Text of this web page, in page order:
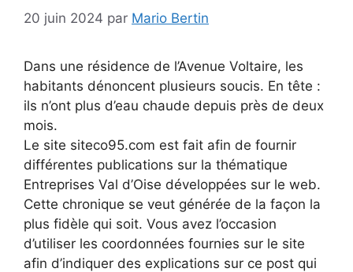
20 juin 2024 par Mario Bertin
Dans une résidence de l’Avenue Voltaire, les
habitants dénoncent plusieurs soucis. En tête :
ils n’ont plus d’eau chaude depuis près de deux
mois.
Le site siteco95.com est fait afin de fournir
différentes publications sur la thématique
Entreprises Val d’Oise développées sur le web.
Cette chronique se veut générée de la façon la
plus fidèle qui soit. Vous avez l’occasion
d’utiliser les coordonnées fournies sur le site
afin d’indiquer des explications sur ce post qui